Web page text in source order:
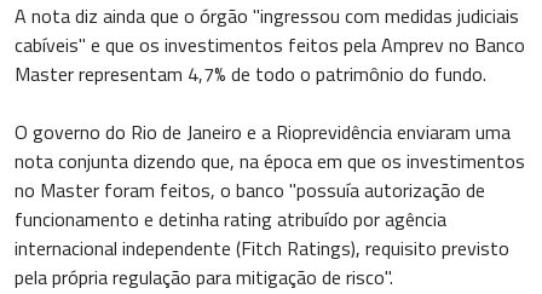
A nota diz ainda que o órgão "ingressou com medidas judiciais
cabíveis" e que os investimentos feitos pela Amprev no Banco
Master representam 4,7% de todo o patrimônio do fundo.
O governo do Rio de Janeiro e a Rioprevidência enviaram uma
nota conjunta dizendo que, na época em que os investimentos
no Master foram feitos, o banco "possuía autorização de
funcionamento e detinha rating atribuído por agência
internacional independente (Fitch Ratings), requisito previsto
pela própria regulação para mitigação de risco".